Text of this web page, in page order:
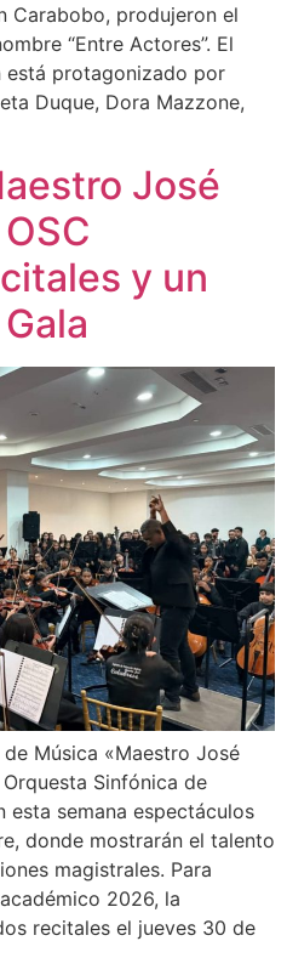
Carabobo, produjeron el
“Entre Actores”. El
está protagonizado por
Duque, Dora Mazzone,
José
y un
Música «Maestro José
Sinfónica de
esta semana espectáculos
donde mostrarán el talento
magistrales. Para
2026, la
recitales el jueves 30 de